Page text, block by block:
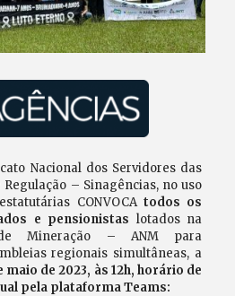
Nacional dos Servidores das
– Sinagências, no uso
CONVOCA todos os
e pensionistas lotados na
Mineração – ANM para
regionais simultâneas, a
maio de 2023, às 12h, horário de
pela plataforma Teams: